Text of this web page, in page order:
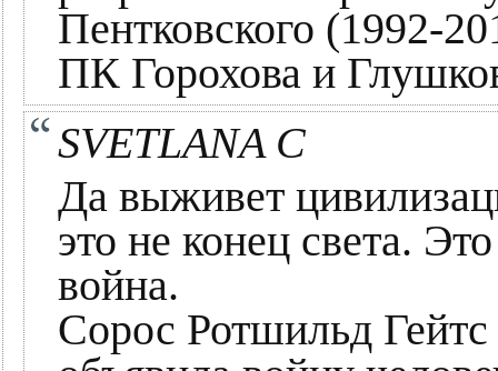
Пентковского (1992-
ПК Горохова и
SVETLANA C
Да выживет
это не конец света.
война.
Сорос Ротшильд